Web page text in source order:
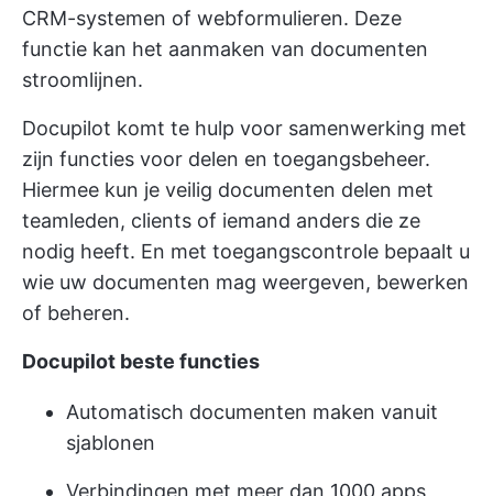
CRM-systemen of webformulieren. Deze
functie kan het aanmaken van documenten
stroomlijnen.
Docupilot komt te hulp voor samenwerking met
zijn functies voor delen en toegangsbeheer.
Hiermee kun je veilig documenten delen met
teamleden, clients of iemand anders die ze
nodig heeft. En met toegangscontrole bepaalt u
wie uw documenten mag weergeven, bewerken
of beheren.
Docupilot beste functies
Automatisch documenten maken vanuit
sjablonen
Verbindingen met meer dan 1000 apps